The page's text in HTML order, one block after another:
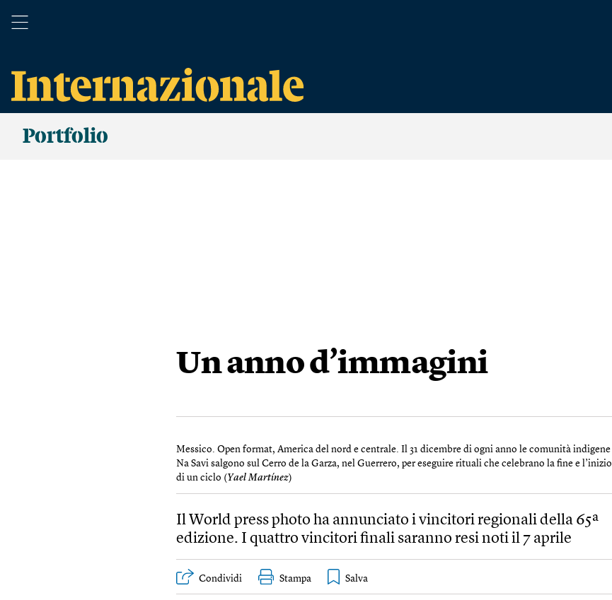
Portfolio
Un anno d’immagini
Messico. Open format, America del nord e centrale. Il 31 dicembre di ogni anno le comunità indigene
Na Savi salgono sul Cerro de la Garza, nel Guerrero, per eseguire rituali che celebrano la fine e l’inizio
di un ciclo ( Yael Martínez)
Il World press photo ha annunciato i vincitori regionali della 65ª
edizione. I quattro vincitori finali saranno resi noti il 7 aprile
Condividi Stampa